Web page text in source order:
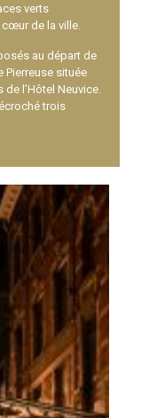
verts
cœur de la ville.
au départ de
Pierreuse située
de l’Hôtel Neuvice.
trois